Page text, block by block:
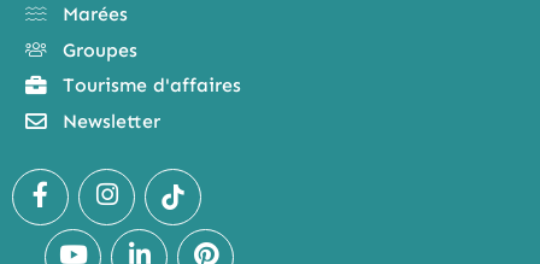
Marées
Groupes
Tourisme d'affaires
Newsletter